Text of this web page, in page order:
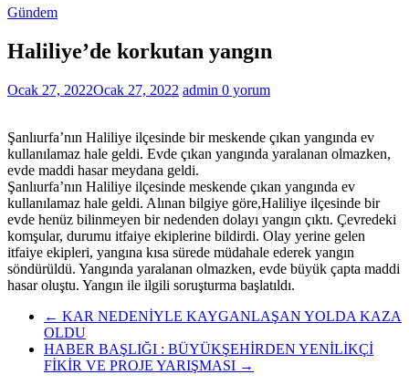
Gündem
Haliliye’de korkutan yangın
Ocak 27, 2022Ocak 27, 2022 admin 0 yorum
Şanlıurfa’nın Haliliye ilçesinde bir meskende çıkan yangında ev
kullanılamaz hale geldi. Evde çıkan yangında yaralanan olmazken,
evde maddi hasar meydana geldi.
Şanlıurfa’nın Haliliye ilçesinde meskende çıkan yangında ev
kullanılamaz hale geldi. Alınan bilgiye göre,Haliliye ilçesinde bir
evde henüz bilinmeyen bir nedenden dolayı yangın çıktı. Çevredeki
komşular, durumu itfaiye ekiplerine bildirdi. Olay yerine gelen
itfaiye ekipleri, yangına kısa sürede müdahale ederek yangın
söndürüldü. Yangında yaralanan olmazken, evde büyük çapta maddi
hasar oluştu. Yangın ile ilgili soruşturma başlatıldı.
← KAR NEDENİYLE KAYGANLAŞAN YOLDA KAZA
OLDU
HABER BAŞLIĞI : BÜYÜKŞEHİRDEN YENİLİKÇİ
FİKİR VE PROJE YARIŞMASI →